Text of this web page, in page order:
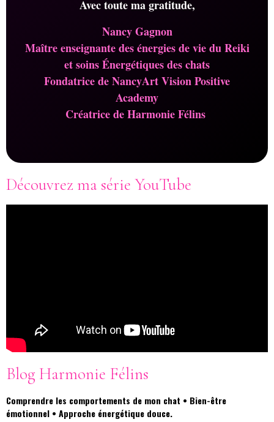
Avec toute ma gratitude,
Nancy Gagnon
Maître enseignante des énergies de vie du Reiki
et soins Énergétiques des chats
Fondatrice de NancyArt Vision Positive
Academy
Créatrice de Harmonie Félins
Découvrez ma série YouTube
Blog Harmonie Félins
Comprendre les comportements de mon chat • Bien-être
émotionnel • Approche énergétique douce.